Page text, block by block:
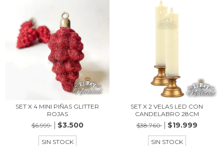
SET X 4 MINI PIÑAS GLITTER
ROJAS
$6.999
$3.500
SIN STOCK
SET X 2 VELAS LED CON
CANDELABRO 28CM
$38.760
$19.999
SIN STOCK